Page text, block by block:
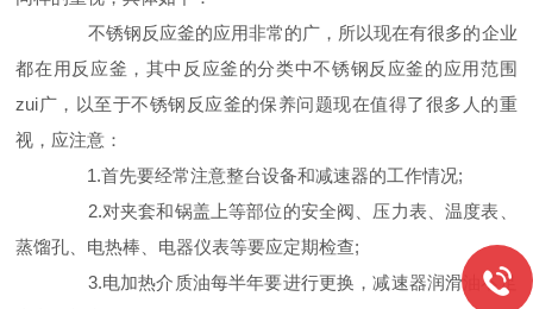
不锈钢反应釜的应用非常的广，所以现在有很多的企业
都在用反应釜，其中反应釜的分类中不锈钢反应釜的应用范围
zui广，以至于不锈钢反应釜的保养问题现在值得了很多人的重
视，应注意：
1.首先要经常注意整台设备和减速器的工作情况;
2.对夹套和锅盖上等部位的安全阀、压力表、温度表、
蒸馏孔、电热棒、电器仪表等要应定期检查;
3.电加热介质油每半年要进行更换，减速器润滑油不足